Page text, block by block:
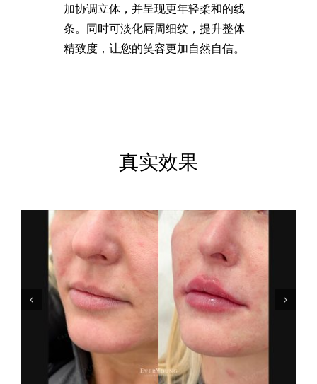
加协调立体，并呈现更年轻柔和的线
条。同时可淡化唇周细纹，提升整体
精致度，让您的笑容更加自然自信。
真实效果